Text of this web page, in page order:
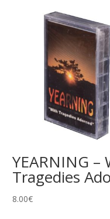
YEARNING –
Tragedies
8.00€